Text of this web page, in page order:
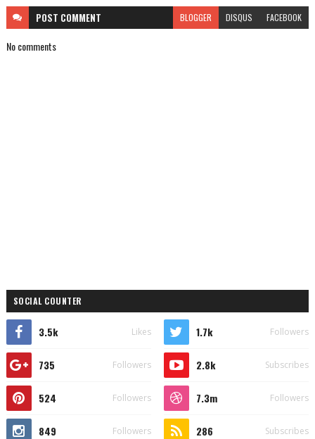
POST COMMENT BLOGGER DISQUS FACEBOOK
No comments
SOCIAL COUNTER
3.5k Likes 1.7k Followers
735 Followers 2.8k Subscribes
524 Followers 7.3m Followers
849 Followers 286 Subscribes